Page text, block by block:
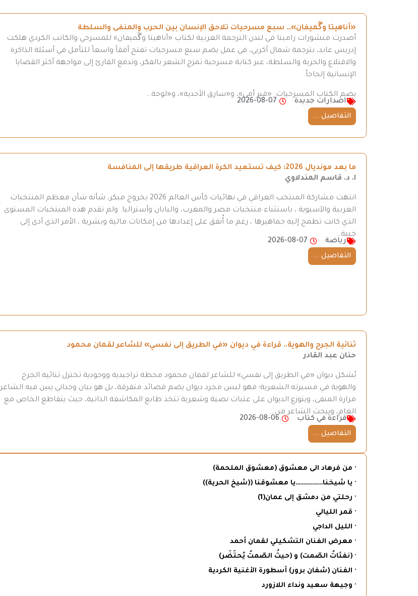
«أناهيتا وگَميفان»… سبع مسرحيات تلاحق الإنسان بين الحرب والمنفى والسلطة
أصدرت منشورات رامينا في لندن الترجمة العربية لكتاب «أناهيتا وگَميفان» للمسرحي والكاتب الكردي هلكت
إدريس عابد، بترجمة شمال آكريي، في عمل يضم سبع مسرحيات تفتح أفقاً واسعاً للتأمل في أسئلة الذاكرة
والاقتلاع والحرية والسلطة، عبر كتابة مسرحية تمزج الشعر بالفكر، وتدفع القارئ إلى مواجهة أكثر القضايا
الإنسانية إلحاحاً.
يضم الكتاب المسرحيات: «قبر أمي»، و«سارق الأحذية»، و«لوحة…
اصدارات جديدة
2026-08-07
التفاصيل ...
ما بعد مونديال 2026: كيف تستعيد الكرة العراقية طريقها إلى المنافسة
ا. د. قاسم المندلاوي
انتهت مشاركة المنتخب العراقي في نهائيات كأس العالم 2026 بخروج مبكر، شأنه شأن معظم المنتخبات
العربية والآسيوية ، باستثناء منتخبات مصر والمغرب، واليابان وأستراليا. ولم تقدم هذه المنتخبات المستوى
الذي كانت تطمح إليه جماهيرها ، رغم ما أُنفق على إعدادها من إمكانات مالية وبشرية ، الأمر الذي أدى إلى
خيبة…
رياضة
2026-08-07
التفاصيل ...
ثنائية الجرح والهوية.. قراءة في ديوان «في الطريق إلى نفسي» للشاعر لقمان محمود
حنان عبد القادر
يُشكل ديوان «في الطريق إلى نفسي» للشاعر لقمان محمود محطة تراجيدية ووجودية تختزل ثنائية الجرح
والهوية في مسيرته الشعرية؛ فهو ليس مجرد ديوان يضم قصائد متفرقة، بل هو بيان وجداني يبين فيه الشاعر
مرارة المنفى، ويتوزع الديوان على عتبات نصية وشعرية تتخذ طابع المكاشفة الذاتية، حيث يتقاطع الخاص مع
العام، ويبحث الشاعر من…
قراءة في كتاب
2026-08-06
التفاصيل ...
· من فرهاد الى معشوق (معشوق الملحمة)
· يا شيخنا………………يا معشوقنا ((شيخ الحرية))
· رحلتي من دمشق إلى عمان(1)
· قمر الليالي
· الليل الداجي
· معرض الفنان التشكيلي لقمان أحمد
· (نفثاتُ الصّمت) و (حيثُ الصّمتُ يُحتَضَر)
· الفنان (شفان برور) أسطورة الأغنية الكردية
· وجيهة سعيد ونداء اللازورد